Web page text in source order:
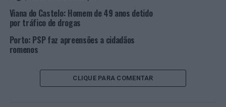
DESTAQUE
PSP
Lisboa: Agressão, Resistência, Coação e Injúrias a
Agente de Autoridade
Algés: Detido por posse de arma branca
Viana do Castelo: Homem de 49 anos detido
por tráfico de drogas
Porto: PSP faz apreensões a cidadãos
romenos
CLIQUE PARA COMENTAR